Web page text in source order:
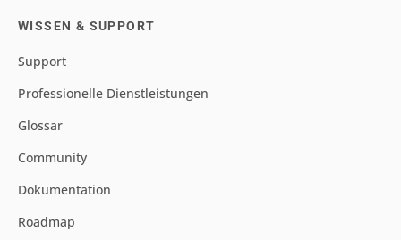
WISSEN & SUPPORT
Support
Professionelle Dienstleistungen
Glossar
Community
Dokumentation
Roadmap